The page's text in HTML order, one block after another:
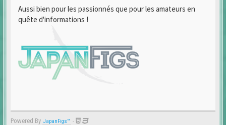
Aussi bien pour les passionnés que pour les amateurs en
quête d'informations !
Powered By JapanFigs™ -